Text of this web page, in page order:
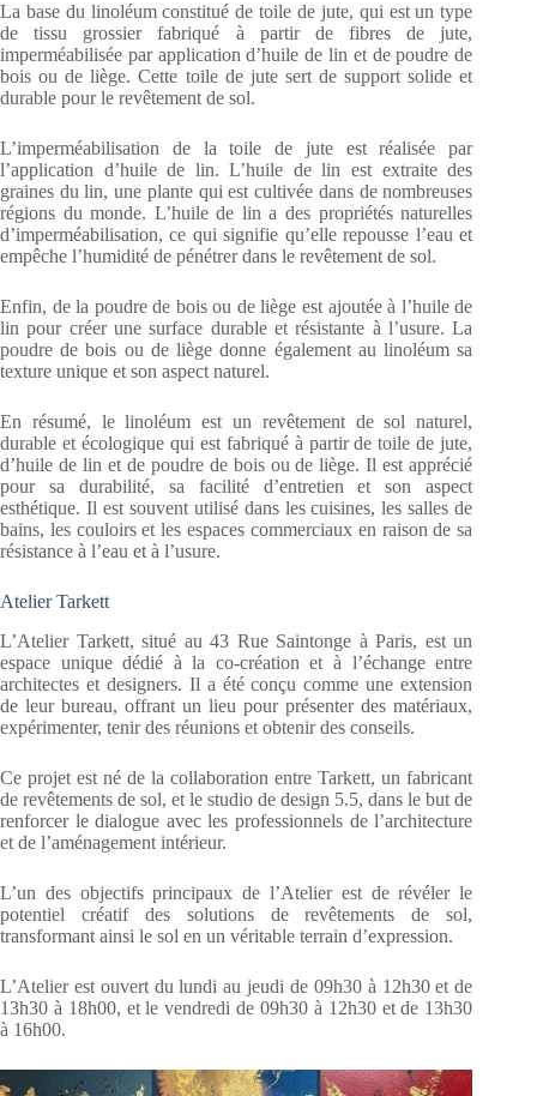
La base du linoléum constitué de toile de jute, qui est un type
de tissu grossier fabriqué à partir de fibres de jute,
imperméabilisée par application d’huile de lin et de poudre de
bois ou de liège. Cette toile de jute sert de support solide et
durable pour le revêtement de sol.
L’imperméabilisation de la toile de jute est réalisée par
l’application d’huile de lin. L’huile de lin est extraite des
graines du lin, une plante qui est cultivée dans de nombreuses
régions du monde. L’huile de lin a des propriétés naturelles
d’imperméabilisation, ce qui signifie qu’elle repousse l’eau et
empêche l’humidité de pénétrer dans le revêtement de sol.
Enfin, de la poudre de bois ou de liège est ajoutée à l’huile de
lin pour créer une surface durable et résistante à l’usure. La
poudre de bois ou de liège donne également au linoléum sa
texture unique et son aspect naturel.
En résumé, le linoléum est un revêtement de sol naturel,
durable et écologique qui est fabriqué à partir de toile de jute,
d’huile de lin et de poudre de bois ou de liège. Il est apprécié
pour sa durabilité, sa facilité d’entretien et son aspect
esthétique. Il est souvent utilisé dans les cuisines, les salles de
bains, les couloirs et les espaces commerciaux en raison de sa
résistance à l’eau et à l’usure.
Atelier Tarkett
L’Atelier Tarkett, situé au 43 Rue Saintonge à Paris, est un
espace unique dédié à la co-création et à l’échange entre
architectes et designers. Il a été conçu comme une extension
de leur bureau, offrant un lieu pour présenter des matériaux,
expérimenter, tenir des réunions et obtenir des conseils.
Ce projet est né de la collaboration entre Tarkett, un fabricant
de revêtements de sol, et le studio de design 5.5, dans le but de
renforcer le dialogue avec les professionnels de l’architecture
et de l’aménagement intérieur.
L’un des objectifs principaux de l’Atelier est de révéler le
potentiel créatif des solutions de revêtements de sol,
transformant ainsi le sol en un véritable terrain d’expression.
L’Atelier est ouvert du lundi au jeudi de 09h30 à 12h30 et de
13h30 à 18h00, et le vendredi de 09h30 à 12h30 et de 13h30
à 16h00.